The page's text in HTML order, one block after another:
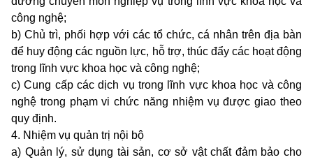
công nghệ;
b) Chủ trì, phối hợp với các tổ chức, cá nhân trên địa bàn
để huy động các nguồn lực, hỗ trợ, thúc đẩy các hoạt động
trong lĩnh vực khoa học và công nghệ;
c) Cung cấp các dịch vụ trong lĩnh vực khoa học và công
nghệ trong phạm vi chức năng nhiệm vụ được giao theo
quy định.
4. Nhiệm vụ quản trị nội bộ
a) Quản lý, sử dụng tài sản, cơ sở vật chất đảm bảo cho